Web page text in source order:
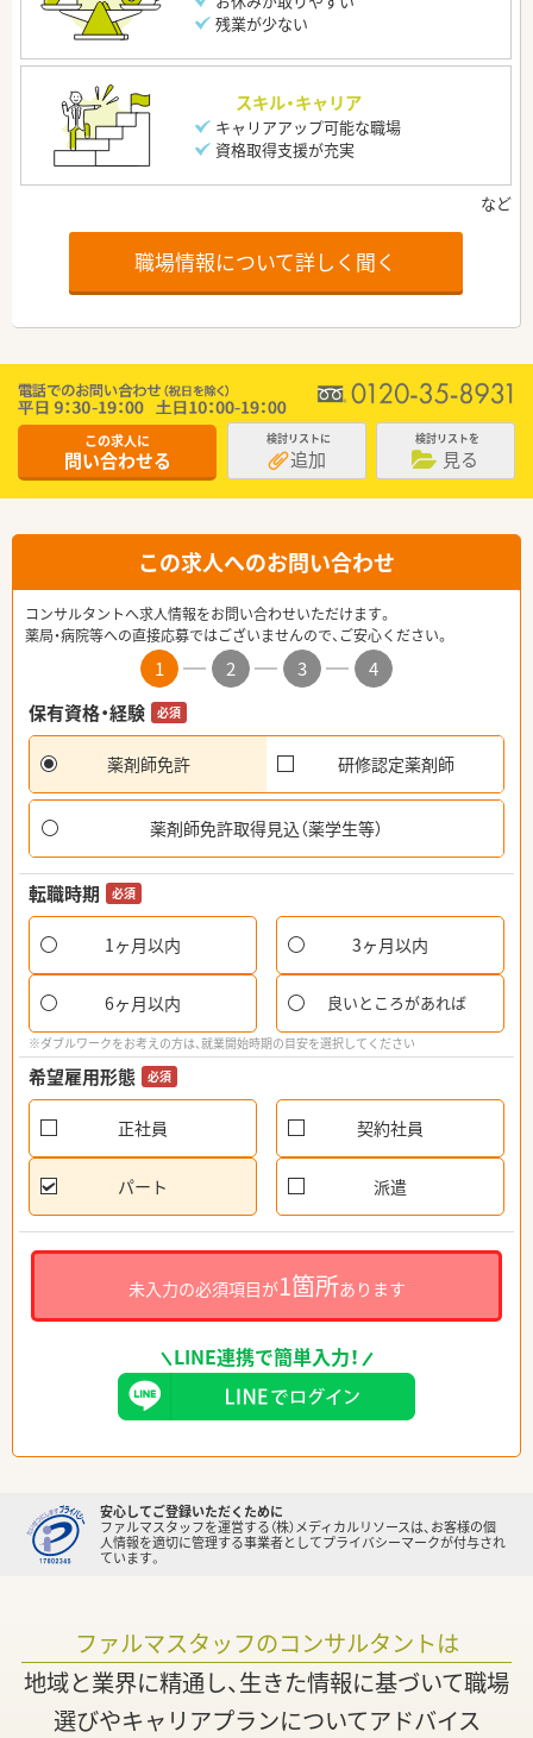
残業が少ない
スキル・キャリア
キャリアアップ可能な職場
資格取得支援が充実
職場情報について詳しく聞く
この求人に
問い合わせる
検討リストに
追加
検討リストを
見る
この求人へのお問い合わせ
コンサルタントへ求人情報をお問い合わせいただけます。
薬局・病院等への直接応募ではございませんので、ご安心ください。
1 2 3
4
保有資格・経験
必須
薬剤師免許 研修認定薬剤師
薬剤師免許取得見込（薬学生等）
転職時期 必須
1ヶ月以内 3ヶ月以内
6ヶ月以内 良いところがあれば
※ダブルワークをお考えの方は、就業開始時期の目安を選択してください
希望雇用形態 必須
正社員 契約社員
パート 派遣
未入力の必須項目が1箇所あります
LINE連携で簡単入力！
安心してご登録いただくために
ファルマスタッフを運営する（株）メディカルリソースは、お客様の個
人情報を適切に管理する事業者としてプライバシーマークが付与され
ています。
ファルマスタッフのコンサルタントは
地域と業界に精通し、生きた情報に基づいて職場
選びやキャリアプランについてアドバイス